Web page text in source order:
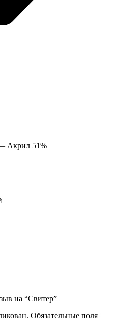
Акрил 51%
на “Свитер”
Обязательные поля